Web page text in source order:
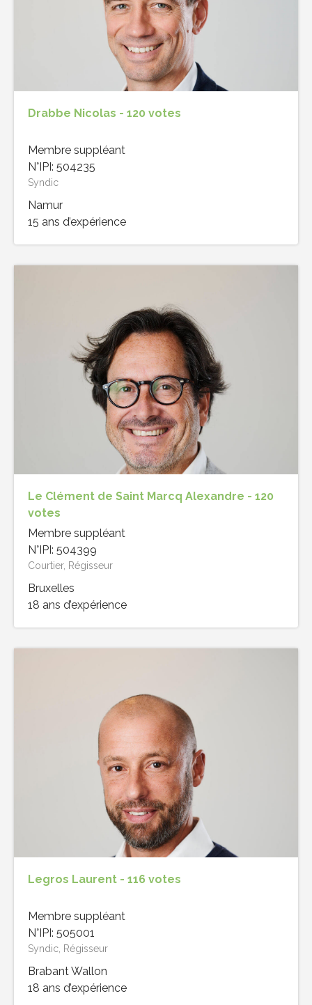
Drabbe Nicolas - 120 votes
Membre suppléant
N°IPI: 504235
Syndic
Namur
15 ans d’expérience
Le Clément de Saint Marcq Alexandre - 120
votes
Membre suppléant
N°IPI: 504399
Courtier, Régisseur
Bruxelles
18 ans d’expérience
Legros Laurent - 116 votes
Membre suppléant
N°IPI: 505001
Syndic, Régisseur
Brabant Wallon
18 ans d’expérience